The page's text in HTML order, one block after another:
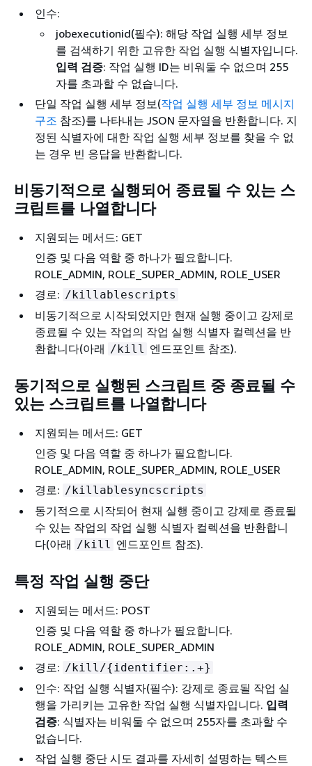
인수:
jobexecutionid(필수): 해당 작업 실행 세부 정보
를 검색하기 위한 고유한 작업 실행 식별자입니다.
입력 검증: 작업 실행 ID는 비워둘 수 없으며 255
자를 초과할 수 없습니다.
단일 작업 실행 세부 정보(작업 실행 세부 정보 메시지
구조 참조)를 나타내는 JSON 문자열을 반환합니다. 지
정된 식별자에 대한 작업 실행 세부 정보를 찾을 수 없
는 경우 빈 응답을 반환합니다.
비동기적으로 실행되어 종료될 수 있는 스
크립트를 나열합니다
지원되는 메서드: GET
인증 및 다음 역할 중 하나가 필요합니다.
ROLE_ADMIN, ROLE_SUPER_ADMIN, ROLE_USER
경로: /killablescripts
비동기적으로 시작되었지만 현재 실행 중이고 강제로
종료될 수 있는 작업의 작업 실행 식별자 컬렉션을 반
환합니다(아래 /kill 엔드포인트 참조).
동기적으로 실행된 스크립트 중 종료될 수
있는 스크립트를 나열합니다
지원되는 메서드: GET
인증 및 다음 역할 중 하나가 필요합니다.
ROLE_ADMIN, ROLE_SUPER_ADMIN, ROLE_USER
경로: /killablesyncscripts
동기적으로 시작되어 현재 실행 중이고 강제로 종료될
수 있는 작업의 작업 실행 식별자 컬렉션을 반환합니
다(아래 /kill 엔드포인트 참조).
특정 작업 실행 중단
지원되는 메서드: POST
인증 및 다음 역할 중 하나가 필요합니다.
ROLE_ADMIN, ROLE_SUPER_ADMIN
경로: /kill/{identifier:.+}
인수: 작업 실행 식별자(필수): 강제로 종료될 작업 실
행을 가리키는 고유한 작업 실행 식별자입니다. 입력
검증: 식별자는 비워둘 수 없으며 255자를 초과할 수
없습니다.
작업 실행 중단 시도 결과를 자세히 설명하는 텍스트